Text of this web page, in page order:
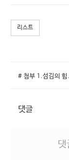
리스트
# 첨부 1.섬김의
댓글
댓